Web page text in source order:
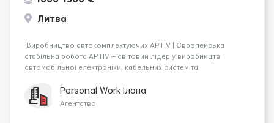
Литва
Виробництво автокомплектуючих APTIV | Європейська
стабільна робота APTIV — світовий лідер у виробництві
автомобільної електроніки, кабельних систем та
Mercedes-Benz, Volkswagen, Audi, Ford, Toyota та інших.
Підприємство оснащене с...
Personal Work Ілона
Агентство